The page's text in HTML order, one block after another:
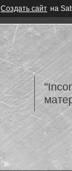
Создать сайт на